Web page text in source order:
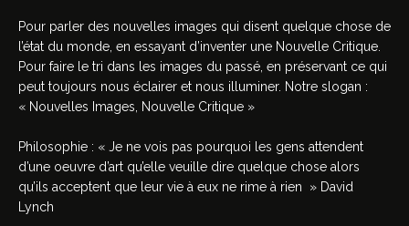
Pour parler des nouvelles images qui disent quelque chose de
l’état du monde, en essayant d’inventer une Nouvelle Critique.
Pour faire le tri dans les images du passé, en préservant ce qui
peut toujours nous éclairer et nous illuminer. Notre slogan :
« Nouvelles Images, Nouvelle Critique »
Philosophie : « Je ne vois pas pourquoi les gens attendent
d’une oeuvre d’art qu’elle veuille dire quelque chose alors
qu’ils acceptent que leur vie à eux ne rime à rien » David
Lynch